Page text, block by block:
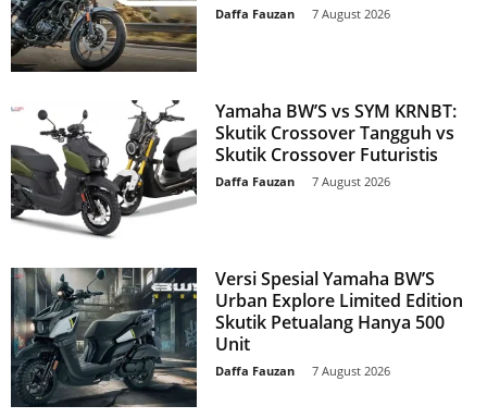
Daffa Fauzan 7 August 2026
Yamaha BW’S vs SYM KRNBT:
Skutik Crossover Tangguh vs
Skutik Crossover Futuristis
Daffa Fauzan 7 August 2026
Versi Spesial Yamaha BW’S
Urban Explore Limited Edition
Skutik Petualang Hanya 500
Unit
Daffa Fauzan 7 August 2026